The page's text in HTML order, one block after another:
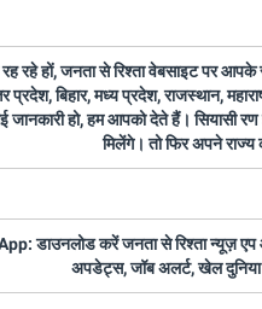
रहे हों, जनता से रिश्ता वेबसाइट पर
प्रदेश, बिहार, मध्य प्रदेश, राजस्थान,
जानकारी हो, हम आपको देते हैं। सियासी
मिलेंगे। तो फिर अपने
डाउनलोड करें जनता से रिश्ता न्यूज़ एप
अपडेट्स, जॉब अलर्ट, खेल